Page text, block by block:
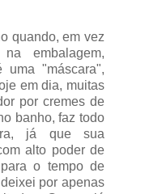
quando, em vez
embalagem,
uma "máscara",
em dia, muitas
por cremes de
banho, faz todo
já que sua
alto poder de
o tempo de
por apenas